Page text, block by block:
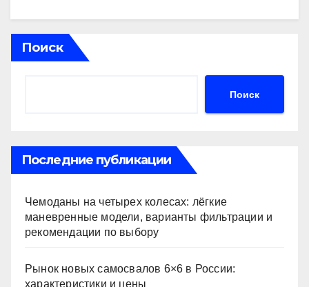
at
s
A
e
gr
a
er
n
ki
р
ть
Поиск
Поиск
Последние публикации
Чемоданы на четырех колесах: лёгкие
маневренные модели, варианты фильтрации и
рекомендации по выбору
Рынок новых самосвалов 6×6 в России:
характеристики и цены